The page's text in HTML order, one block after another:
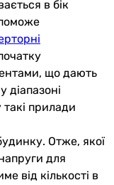
в бік
що дають
прилади
Отже, якої
для
від кількості в